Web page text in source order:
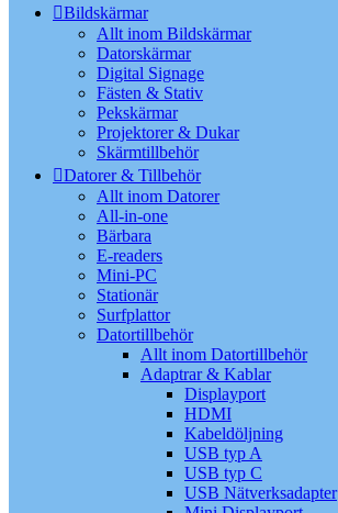
Bildskärmar
Allt inom Bildskärmar
Datorskärmar
Digital Signage
Fästen & Stativ
Pekskärmar
Projektorer & Dukar
Skärmtillbehör
Datorer & Tillbehör
Allt inom Datorer
All-in-one
Bärbara
E-readers
Mini-PC
Stationär
Surfplattor
Datortillbehör
Allt inom Datortillbehör
Adaptrar & Kablar
Displayport
HDMI
Kabeldöljning
USB typ A
USB typ C
USB Nätverksadapter